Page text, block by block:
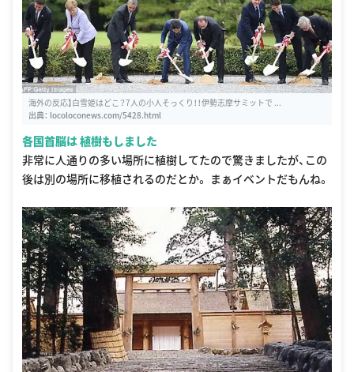
海外の反応】白雪姫はどこ？7人の小人そっくり！！伊勢志摩サミットで ...
出典： locoloconews.com/5428.html
各国首脳は 植樹もしました
非常に人通りの多い場所に植樹してたので驚きましたが、この
後は別の場所に移植されるのだとか。 まぁイベントだもんね。